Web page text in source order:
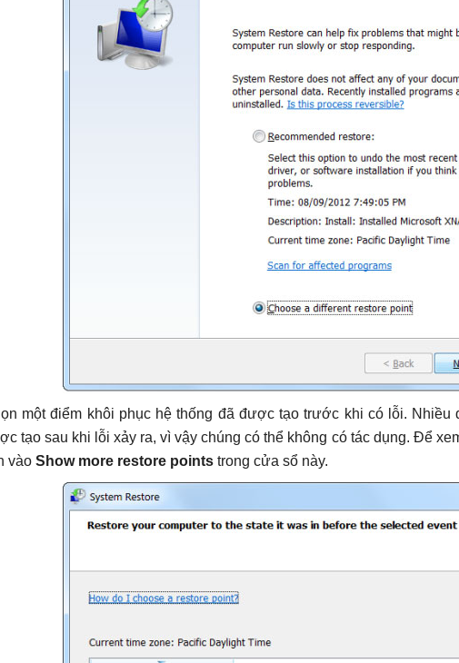
một điểm khôi phục hệ thống đã được tạo trước khi có lỗi. Nhiều
tạo sau khi lỗi xảy ra, vì vậy chúng có thể không có tác dụng. Để
vào Show more restore points trong cửa sổ này.